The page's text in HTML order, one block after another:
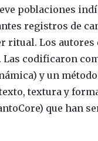
poblaciones
registros de
ritual. Los
Las codificaron
y un
textura y
que han